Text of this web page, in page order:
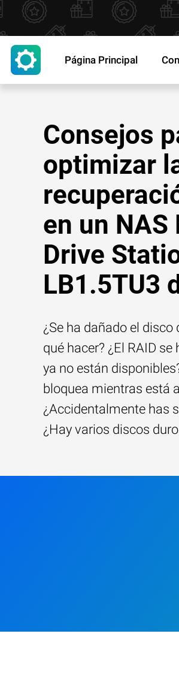
Página Principal
Consejos
optimizar
en un
Drive
LB1.5TU3
¿Se ha dañado el
qué hacer? ¿El RAID
ya no están
bloquea mientras está
¿Accidentalmente has
¿Hay varios discos